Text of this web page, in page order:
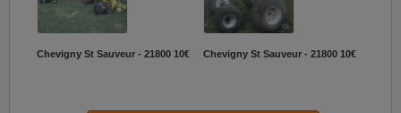
Chevigny St Sauveur - 21800 10€ Chevigny St Sauveur - 21800 10€